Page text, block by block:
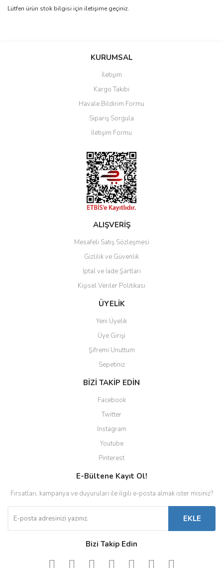
Lütfen ürün stok bilgisi için iletişime geçiniz.
Bu ürüne ilk yorumu siz yapın!
Ürün resmi kalitesiz, bozuk veya görüntülenemiyor.
Ürün açıklamasında eksik bilgiler bulunuyor.
Ürün bilgilerinde hatalar bulunuyor.
Ürün fiyatı diğer sitelerden daha pahalı.
Gönder
KURUMSAL
İletişim
Kargo Takibi
Havale Bildirim Formu
Sipariş Sorgula
İletişim Formu
ALIŞVERİŞ
Mesafeli Satış Sözleşmesi
Gizlilik ve Güvenlik
İptal ve İade Şartları
Kişisel Veriler Politikası
ÜYELİK
Yeni Üyelik
Üye Girişi
Şifremi Unuttum
Sepetiniz
BİZİ TAKİP EDİN
Facebook
Twitter
Instagram
Youtube
Pinterest
E-Bültene Kayıt Ol!
Fırsatları, kampanya ve duyuruları ile ilgili e-posta almak ister misiniz?
EKLE
Bizi Takip Edin